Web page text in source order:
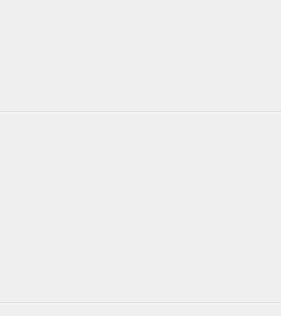
Numo Ierapietra Beach